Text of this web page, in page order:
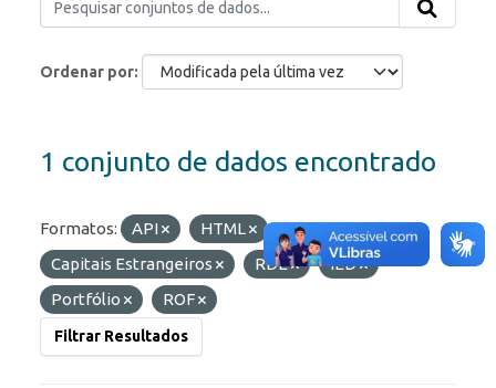
Ordenar por
1 conjunto de dados encontrado
Formatos: API HTML
Etiquetas:
Capitais Estrangeiros
RDE
IED
Portfólio
ROF
Filtrar Resultados